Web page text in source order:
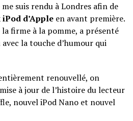
me suis rendu à Londres afin de
d’Apple en avant première.
firme à la pomme, a présenté
la touche d’humour qui
renouvellé, on
à jour de l’histoire du lecteur
nouvel iPod Nano et nouvel